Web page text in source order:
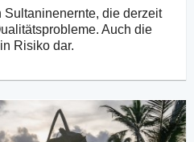
die derzeit
Auch die
Risiko dar.